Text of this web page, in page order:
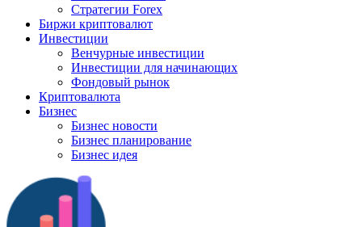
Стратегии Forex
Биржи криптовалют
Инвестиции
Венчурные инвестиции
Инвестиции для начинающих
Фондовый рынок
Криптовалюта
Бизнес
Бизнес новости
Бизнес планирование
Бизнес идея